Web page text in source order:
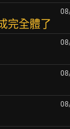
完全體了